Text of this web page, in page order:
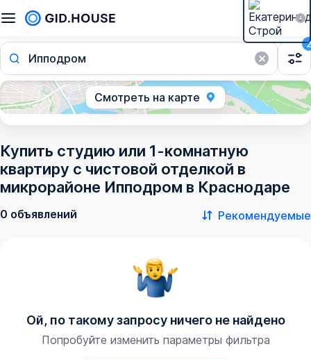
Ипподром
2
Смотреть на карте
Купить студию или 1-комнатную
квартиру с чистовой отделкой в
микрорайоне Ипподром в Краснодаре
0 объявлений Рекомендуемые
Ой, по такому запросу ничего не найдено
Попробуйте изменить параметры фильтра